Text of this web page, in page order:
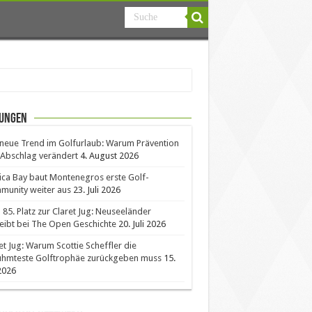
Trend im Golfurlaub: Warum Prävention
verändert 4. August 2026
Bay baut Montenegros erste Golf-
weiter aus 23. Juli 2026
85. Platz zur Claret Jug: Neuseeländer
bei The Open Geschichte 20. Juli 2026
Jug: Warum Scottie Scheffler die
Golftrophäe zurückgeben muss 15.